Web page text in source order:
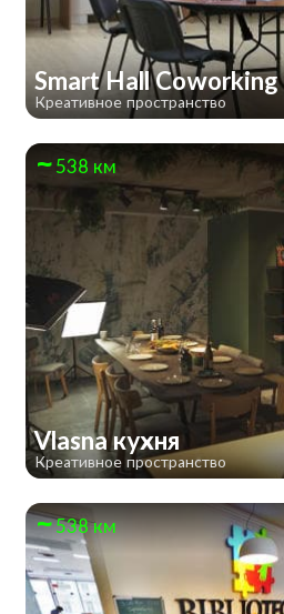
Smart Hall Сoworking
Креативное пространство
538 км
Vlasna кухня
Креативное пространство
538 км